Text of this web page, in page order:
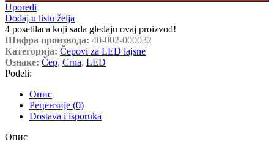
Uporedi
Dodaj u listu želja
4 posetilaca koji sada gledaju ovaj proizvod!
Шифра производа: 40-002-000032
Категорија: Čepovi za LED lajsne
Ознаке: Čep, Crna, LED
Podeli:
Опис
Рецензије (0)
Dostava i isporuka
Опис